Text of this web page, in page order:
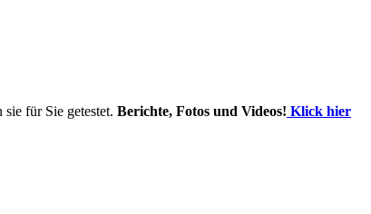
sie für Sie getestet. Berichte, Fotos und Videos! Klick hier